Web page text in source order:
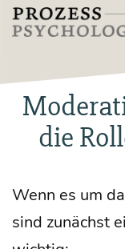
Zum
Inhalt
die
Wenn es um
sind zunächst